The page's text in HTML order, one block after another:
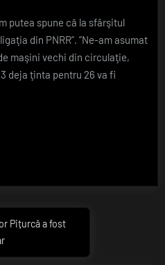
putea spune că la sfârşitul
din PNRR”. ”Ne-am asumat
maşini vechi din circulaţie,
deja ţinta pentru 26 va fi
Pițurcă a fost